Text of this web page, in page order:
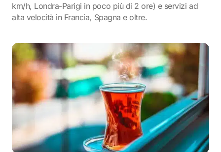
km/h, Londra-Parigi in poco più di 2 ore) e servizi ad
alta velocità in Francia, Spagna e oltre.